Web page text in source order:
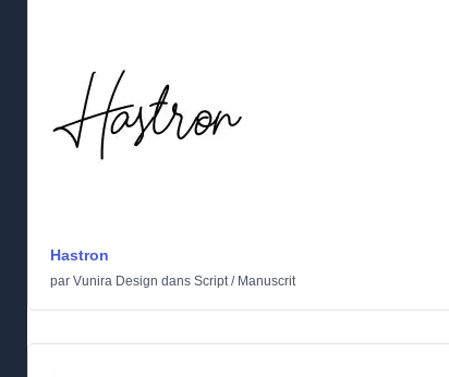
Hastron
par Vunira Design dans Script/ Manuscrit